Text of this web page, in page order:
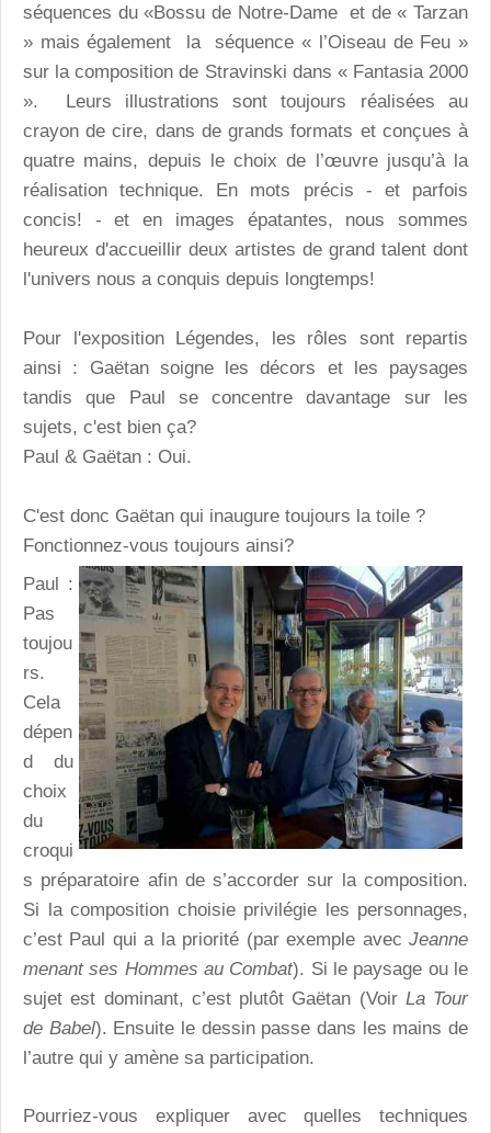
séquences du «Bossu de Notre-Dame et de « Tarzan
» mais également la séquence « l’Oiseau de Feu »
sur la composition de Stravinski dans « Fantasia 2000
». Leurs illustrations sont toujours réalisées au
crayon de cire, dans de grands formats et conçues à
quatre mains, depuis le choix de l’œuvre jusqu’à la
réalisation technique. En mots précis - et parfois
concis! - et en images épatantes, nous sommes
heureux d'accueillir deux artistes de grand talent dont
l'univers nous a conquis depuis longtemps!
Pour l'expositionLégendes, les rôles sont repartis
ainsi : Gaëtan soigne les décors et les paysages
tandis que Paul se concentre davantage sur les
sujets, c'est bien ça?
Paul & Gaëtan : Oui.
C'est donc Gaëtan qui inaugure toujours la toile ?
Fonctionnez-vous toujours ainsi?
Paul :
Pas
toujou
rs.
Cela
dépen
d du
choix
du
croqui
s préparatoire afin de s’accorder sur la composition.
Si la composition choisie privilégie les personnages,
c’est Paul qui a la priorité (par exemple avec Jeanne
menant ses Hommes au Combat). Si le paysage ou le
sujet est dominant, c’est plutôt Gaëtan (Voir La Tour
de Babel). Ensuite le dessin passe dans les mains de
l’autre qui y amène sa participation.
Pourriez-vous expliquer avec quelles techniques